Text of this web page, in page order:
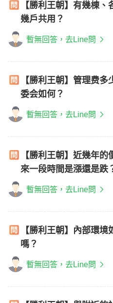
【勝利王朝】有幾棟
幾戶共用？
暫無回答，去Line問
【勝利王朝】管理费
委会如何？
暫無回答，去Line問
【勝利王朝】近幾年
來一段時間是漲還是跌
暫無回答，去Line問
【勝利王朝】內部環
嗎？
暫無回答，去Line問